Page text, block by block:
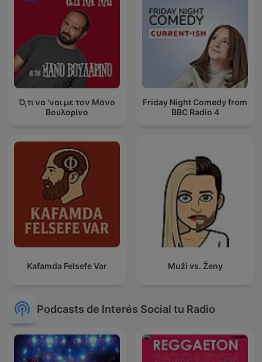
Ό,τι να 'ναι με τον Μάνο
Βουλαρίνο
Friday Night Comedy from
BBC Radio 4
Kafamda Felsefe Var Muži vs. Ženy
Podcasts de Interés Social tu Radio